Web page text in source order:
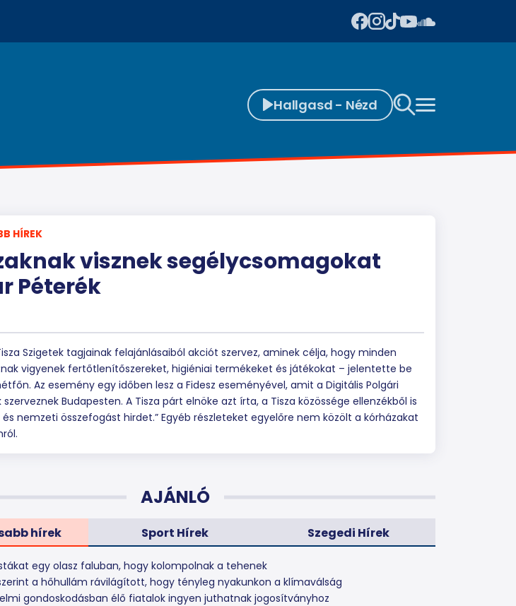
Hallgasd - Nézd
HÍREK
visznek segélycsomagokat
Péterék
Szigetek tagjainak felajánlásaiból akciót szervez, aminek célja, hogy minden
vigyenek fertőtlenítőszereket, higiéniai termékeket és játékokat – jelentette be
Az esemény egy időben lesz a Fidesz eseményével, amit a Digitális Polgári
Budapesten. A Tisza párt elnöke azt írta, a Tisza közössége ellenzékből is
nemzeti összefogást hirdet.” Egyéb részleteket egyelőre nem közölt a kórházakat
AJÁNLÓ
hírek Sport Hírek Szegedi Hírek
egy olasz faluban, hogy kolompolnak a tehenek
a hőhullám rávilágított, hogy tényleg nyakunkon a klímaválság
gondoskodásban élő fiatalok ingyen juthatnak jogosítványhoz